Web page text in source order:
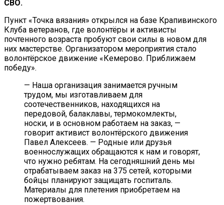
СВО.
Пункт «Точка вязания» открылся на базе Крапивинского
Клуба ветеранов, где волонтёры и активисты
почтенного возраста пробуют свои силы в новом для
них мастерстве. Организатором мероприятия стало
волонтёрское движение «Кемерово. Приближаем
победу».
— Наша организация занимается ручным
трудом, мы изготавливаем для
соотечественников, находящихся на
передовой, балаклавы, термокомлекты,
носки, и в основном работаем на заказ, —
говорит активист волонтёрского движения
Павел Алексеев. — Родные или друзья
военнослужащих обращаются к нам и говорят,
что нужно ребятам. На сегодняшний день мы
отрабатываем заказ на 375 сетей, которыми
бойцы планируют защищать госпиталь.
Материалы для плетения приобретаем на
пожертвования.